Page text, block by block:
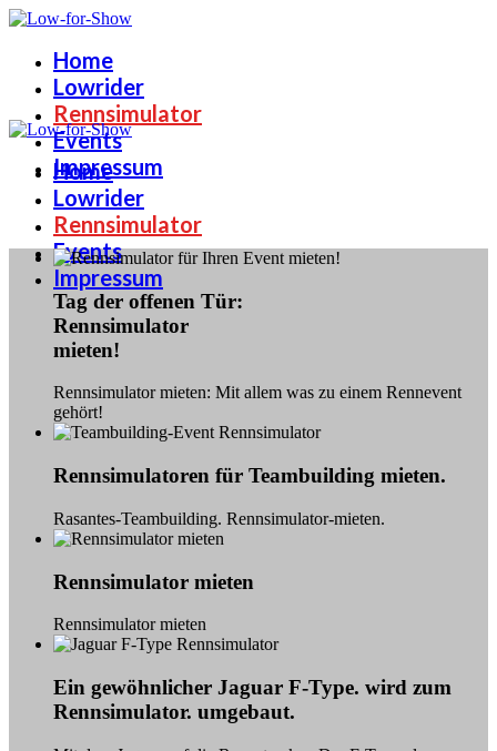
Home
Lowrider
Rennsimulator
Events
Impressum
Home
Lowrider
Rennsimulator
Events
Impressum
Tag der offenen Tür:
Rennsimulator
mieten!
Rennsimulator mieten: Mit allem was zu einem Rennevent
gehört!
Rennsimulatoren für Teambuilding mieten.
Rasantes-Teambuilding. Rennsimulator-mieten.
Rennsimulator mieten
Rennsimulator mieten
Ein gewöhnlicher Jaguar F-Type. wird zum
Rennsimulator. umgebaut.